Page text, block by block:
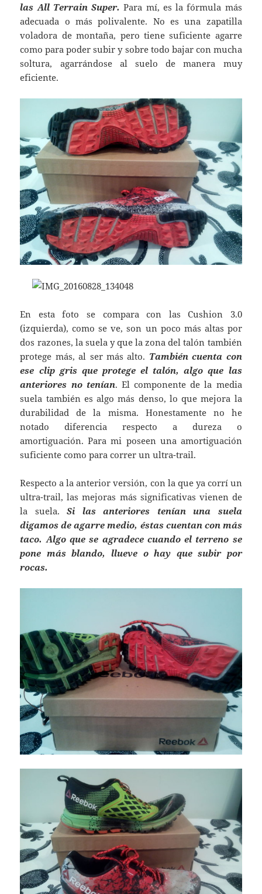
las All Terrain Super. Para mí, es la fórmula más
adecuada o más polivalente. No es una zapatilla
voladora de montaña, pero tiene suficiente agarre
como para poder subir y sobre todo bajar con mucha
soltura, agarrándose al suelo de manera muy
eficiente.
En esta foto se compara con las Cushion 3.0
(izquierda), como se ve, son un poco más altas por
dos razones, la suela y que la zona del talón también
protege más, al ser más alto. También cuenta con
ese clip gris que protege el talón, algo que las
anteriores no tenían. El componente de la media
suela también es algo más denso, lo que mejora la
durabilidad de la misma. Honestamente no he
notado diferencia respecto a dureza o
amortiguación. Para mi poseen una amortiguación
suficiente como para correr un ultra-trail.
Respecto a la anterior versión, con la que ya corrí un
ultra-trail, las mejoras más significativas vienen de
la suela.Si las anteriores tenían una suela
digamos de agarre medio, éstas cuentan con más
taco. Algo que se agradece cuando el terreno se
pone más blando, llueve o hay que subir por
rocas.